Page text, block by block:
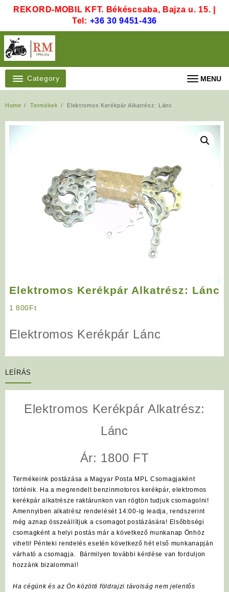
REKORD-MOBIL KFT. Békéscsaba, Bajza u. 15. |
Tel: +36 30 9451-436
Category MENU
Home Termékek Elektromos Kerékpár Alkatrész: Lánc
Elektromos Kerékpár Alkatrész: Lánc
1 800Ft
Elektromos Kerékpár Lánc
LEÍRÁS
Elektromos Kerékpár Alkatrész:
Lánc
Ár: 1800 FT
Termékeink postázása a Magyar Posta MPL Csomagjaként
történik. Ha a megrendelt benzinmotoros kerékpár, elektromos
kerékpár alkatrésze raktárunkon van rögtön tudjuk csomagolni!
Amennyiben alkatrész rendelését 14:00-ig leadja, rendszerint
még aznap összeállítjuk a csomagot postázására! Elsőbbségi
csomagként a helyi postás már a következő munkanap Önhöz
viheti! Pénteki rendelés esetén következő hét első munkanapján
várható a csomagja. Bármilyen további kérdése van forduljon
hozzánk bizalommal!
Ha cégünk és az Ön közötti földrajzi távolság nem jelentős